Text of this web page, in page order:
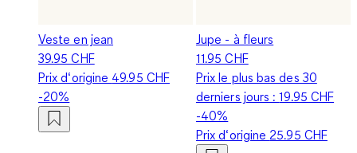
Veste en jean
39.95 CHF
Prix d‘origine 49.95 CHF
-20%
Jupe - à fleurs
11.95 CHF
Prix le plus bas des 30
derniers jours :19.95 CHF
-40%
Prix d‘origine 25.95 CHF